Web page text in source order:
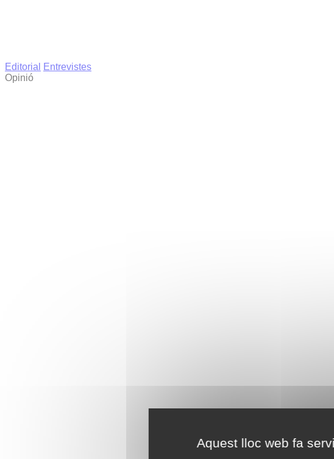
Aquest lloc web fa
Editorial
Entrevistes
Opinió